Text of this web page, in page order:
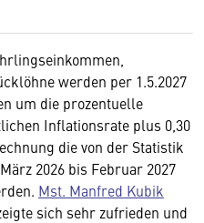
werden per 1.5.2027
um die prozentuelle
Inflationsrate plus 0,30
die von der Statistik
2026 bis Februar 2027
Mst. Manfred Kubik
sich sehr zufrieden und